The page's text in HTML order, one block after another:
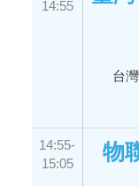
14:55
台
14:55-
15:05
物